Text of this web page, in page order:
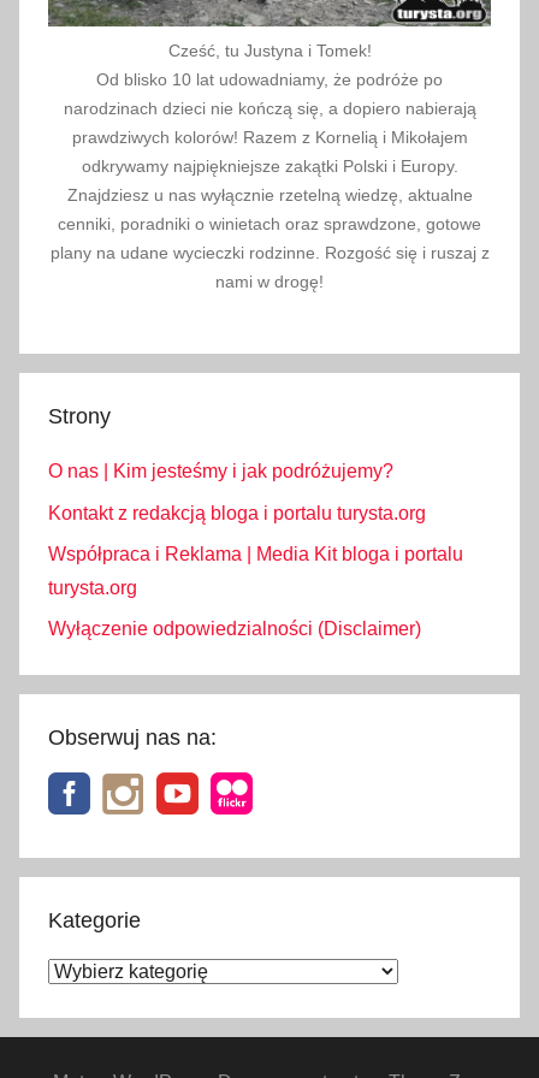
Cześć, tu Justyna i Tomek!
Od blisko 10 lat udowadniamy, że podróże po
narodzinach dzieci nie kończą się, a dopiero nabierają
prawdziwych kolorów! Razem z Kornelią i Mikołajem
odkrywamy najpiękniejsze zakątki Polski i Europy.
Znajdziesz u nas wyłącznie rzetelną wiedzę, aktualne
cenniki, poradniki o winietach oraz sprawdzone, gotowe
plany na udane wycieczki rodzinne. Rozgość się i ruszaj z
nami w drogę!
Strony
O nas | Kim jesteśmy i jak podróżujemy?
Kontakt z redakcją bloga i portalu turysta.org
Współpraca i Reklama | Media Kit bloga i portalu
turysta.org
Wyłączenie odpowiedzialności (Disclaimer)
Obserwuj nas na:
Kategorie
Kategorie